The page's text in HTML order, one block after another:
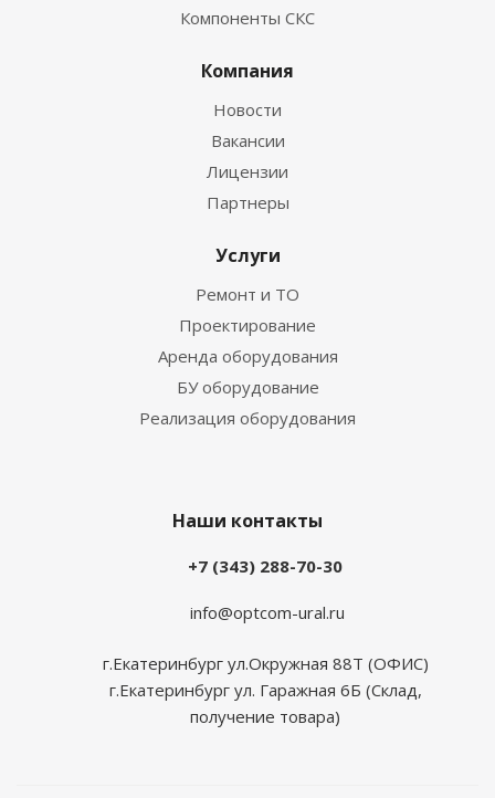
Компоненты СКС
Компания
Новости
Вакансии
Лицензии
Партнеры
Услуги
Ремонт и ТО
Проектирование
Аренда оборудования
БУ оборудование
Реализация оборудования
Наши контакты
+7 (343) 288-70-30
info@optcom-ural.ru
г.Екатеринбург ул.Окружная 88Т (ОФИС)
г.Екатеринбург ул. Гаражная 6Б (Склад,
получение товара)